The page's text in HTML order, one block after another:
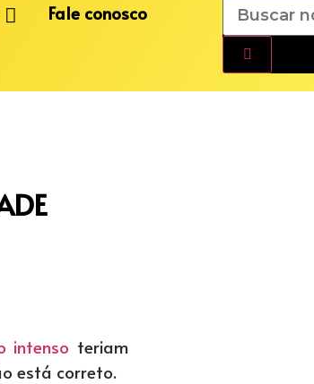
Fale conosco
intenso teriam
está correto.